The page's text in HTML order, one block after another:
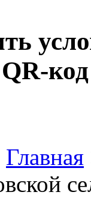
код
Главная